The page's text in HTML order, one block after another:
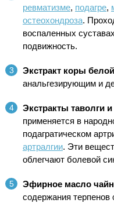
ревматизме, подагре,
остеохондроза.
воспаленных
подвижность.
Экстракт коры
анальгезирующим и
Экстракты таволги
применяется в
подагратическом
артралгии. Эти
облегчают болевой
Эфирное масло
содержания терпенов